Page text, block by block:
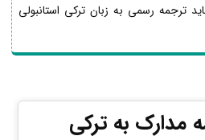
ترجمه رسمی به زبان ترکی استانبولی
مدارک به ترکی